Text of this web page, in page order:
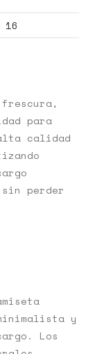
16
frescura,
para
calidad
perder
y
Los